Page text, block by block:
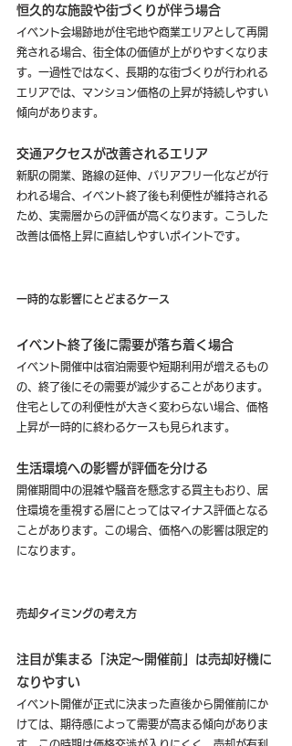
恒久的な施設や街づくりが伴う場合
イベント会場跡地が住宅地や商業エリアとして再開
発される場合、街全体の価値が上がりやすくなりま
す。一過性ではなく、長期的な街づくりが行われる
エリアでは、マンション価格の上昇が持続しやすい
傾向があります。
交通アクセスが改善されるエリア
新駅の開業、路線の延伸、バリアフリー化などが行
われる場合、イベント終了後も利便性が維持される
ため、実需層からの評価が高くなります。こうした
改善は価格上昇に直結しやすいポイントです。
一時的な影響にとどまるケース
イベント終了後に需要が落ち着く場合
イベント開催中は宿泊需要や短期利用が増えるもの
の、終了後にその需要が減少することがあります。
住宅としての利便性が大きく変わらない場合、価格
上昇が一時的に終わるケースも見られます。
生活環境への影響が評価を分ける
開催期間中の混雑や騒音を懸念する買主もおり、居
住環境を重視する層にとってはマイナス評価となる
ことがあります。この場合、価格への影響は限定的
になります。
売却タイミングの考え方
注目が集まる「決定〜開催前」は売却好機に
なりやすい
イベント開催が正式に決まった直後から開催前にか
けては、期待感によって需要が高まる傾向がありま